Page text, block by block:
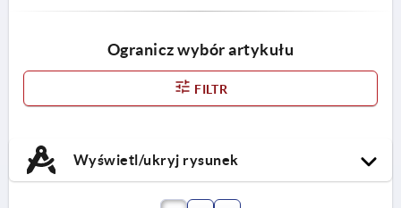
Ogranicz wybór artykułu
FILTR
Wyświetl/ukryj rysunek